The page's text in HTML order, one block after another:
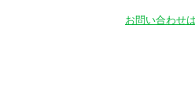
お問い合わせ